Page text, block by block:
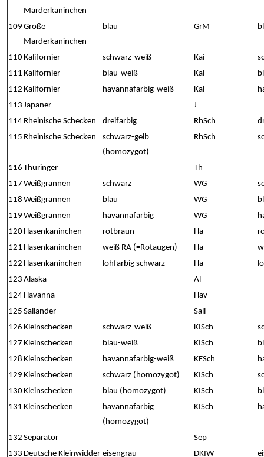
Marderkaninchen
109 Große
Marderkaninchen
blau GrM
110Kalifornier schwarz-weiß Kai
111 Kalifornier blau-weiß Kal
112 Kalifornier havannafarbig-weiß Kal
113 Japaner
J
114 Rheinische Schecken dreifarbig RhSch
115 Rheinische Schecken
schwarz-gelb
(homozygot)
RhSch
116 Thüringer
Th
117 Weißgrannen schwarz WG
118 Weißgrannen blau WG
119 Weißgrannen havannafarbig WG
120 Hasenkaninchen rotbraun Ha
121 Hasenkaninchen weiß RA (=Rotaugen) Ha
122 Hasenkaninchen lohfarbig schwarz Ha
123 Alaska
Al
124 Havanna
Hav
125 Sallander
Sall
126 Kleinschecken schwarz-weiß KISch
127 Kleinschecken blau-weiß KISch
128 Kleinschecken havannafarbig-weiß KESch
129 Kleinschecken schwarz (homozygot) KISch
130Kleinschecken blau (homozygot) KISch
131 Kleinschecken
havannafarbig
(homozygot)
KISch
132 Separator
Sep
133 Deutsche Kleinwidder eisengrau DKIW